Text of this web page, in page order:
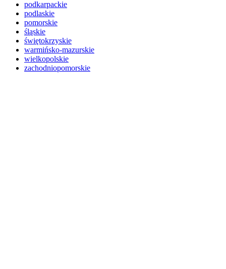
podkarpackie
podlaskie
pomorskie
śląskie
świętokrzyskie
warmińsko-mazurskie
wielkopolskie
zachodniopomorskie